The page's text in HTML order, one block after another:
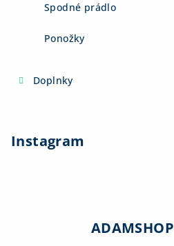
Spodné prádlo
Ponožky
Doplnky
Instagram
ADAMSHOP